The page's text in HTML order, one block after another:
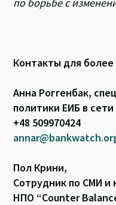
Контакты для
Анна Роггенбак,
политики ЕИБ в
+48 509970424
Пол Крини,
Сотрудник по СМИ и
НПО “Counter